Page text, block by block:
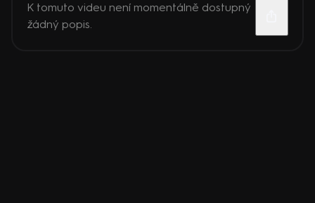
K tomuto videu není momentálně dostupný
žádný popis.